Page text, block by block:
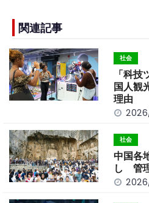
e
b
o
o
k
n
k
関連記事
社会
「科
国人観
理由
社会
中国各
し 管